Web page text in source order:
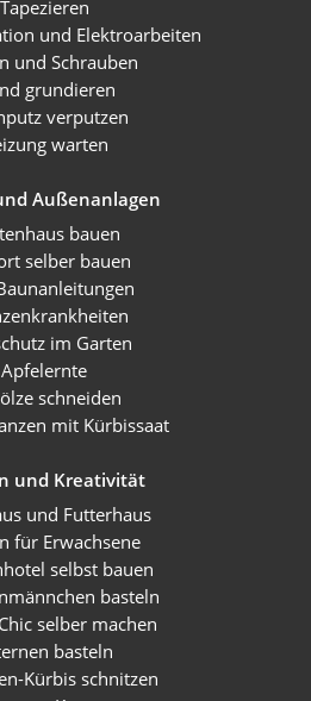
Tapezieren
und Elektroarbeiten
und Schrauben
grundieren
verputzen
warten
Außenanlagen
bauen
selber bauen
im Garten
Apfelernte
schneiden
mit Kürbissaat
und Kreativität
und Futterhaus
für Erwachsene
selbst bauen
basteln
selber machen
basteln
Kürbis schnitzen